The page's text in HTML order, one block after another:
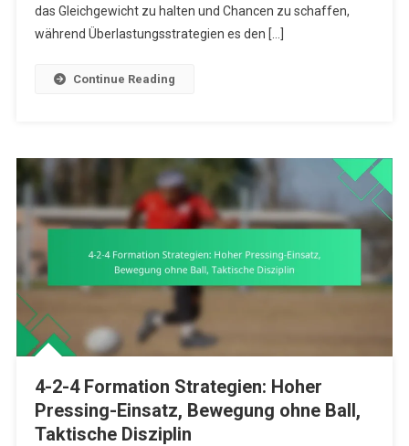
das Gleichgewicht zu halten und Chancen zu schaffen,
während Überlastungsstrategien es den […]
Continue Reading
4-2-4 Formation Strategien: Hoher
Pressing-Einsatz, Bewegung ohne Ball,
Taktische Disziplin